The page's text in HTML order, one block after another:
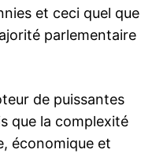
et ceci quel que
parlementaire
de puissantes
que la complexité
économique et